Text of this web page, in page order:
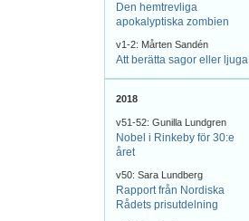
Den hemtrevliga
apokalyptiska zombien
v1-2: Mårten Sandén
Att berätta sagor eller ljuga
2018
v51-52: Gunilla Lundgren
Nobel i Rinkeby för 30:e
året
v50: Sara Lundberg
Rapport från Nordiska
Rådets prisutdelning